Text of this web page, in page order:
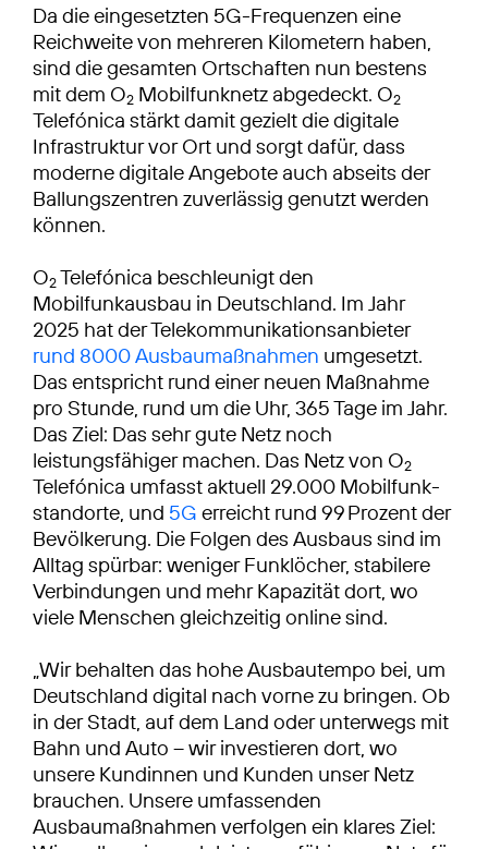
Da die eingesetzten 5G-Frequenzen eine
Reichweite von mehreren Kilometern haben,
sind die gesamten Ortschaften nun bestens
mit dem O2 Mobilfunknetz abgedeckt. O2
Telefónica stärkt damit gezielt die digitale
Infrastruktur vor Ort und sorgt dafür, dass
moderne digitale Angebote auch abseits der
Ballungszentren zuverlässig genutzt werden
können.
O2Telefónica beschleunigt den
Mobilfunkausbau in Deutschland. Im Jahr
2025 hat der Telekommunikationsanbieter
rund 8000 Ausbaumaßnahmen umgesetzt.
Das entspricht rund einer neuen Maßnahme
pro Stunde, rund um die Uhr, 365 Tage im Jahr.
Das Ziel: Das sehr gute Netz noch
leistungsfähiger machen. Das Netz von O2
Telefónica umfasst aktuell 29.000 Mobilfunk­
standorte, und 5G erreicht rund 99 Prozent der
Bevölkerung. Die Folgen des Ausbaus sind im
Alltag spürbar: weniger Funklöcher, stabilere
Verbindungen und mehr Kapazität dort, wo
viele Menschen gleichzeitig online sind.
„Wir behalten das hohe Ausbautempo bei, um
Deutschland digital nach vorne zu bringen. Ob
in der Stadt, auf dem Land oder unterwegs mit
Bahn und Auto – wir investieren dort, wo
unsere Kundinnen und Kunden unser Netz
brauchen. Unsere umfassenden
Ausbaumaßnahmen verfolgen ein klares Ziel: